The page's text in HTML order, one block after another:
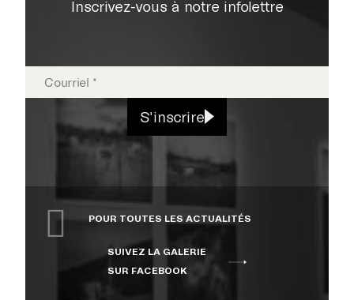
EXPOSITIONS
PUBLICATIONS
COLLECTION
ÉVÉNEMENTS ET
Inscrivez-vous à notre infolettre
S'inscrire
POUR TOUTES LES ACTUALITÉS
SUIVEZ LA GALERIE
SUR FACEBOOK